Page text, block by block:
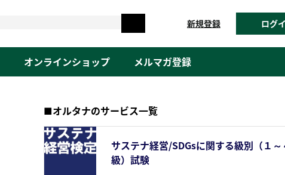
新規登録 ログ
オンラインショップ メルマガ登録
■オルタナのサービス一覧
サステナ経営/SDGsに関する級別（１～
級）試験